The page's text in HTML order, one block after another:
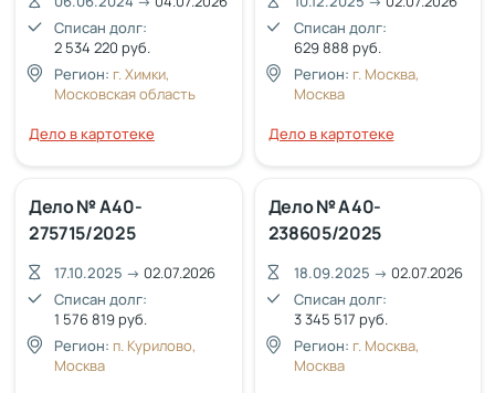
Списан долг:
2 534 220 руб.
Регион: г. Химки,
Московская область
Дело в картотеке
Списан долг:
629 888 руб.
Регион: г. Москва,
Москва
Дело в картотеке
Дело № А40-
275715/2025
17.10.2025 → 02.07.2026
Списан долг:
1 576 819 руб.
Регион: п. Курилово,
Москва
Дело № А40-
238605/2025
18.09.2025 → 02.07.2026
Списан долг:
3 345 517 руб.
Регион: г. Москва,
Москва